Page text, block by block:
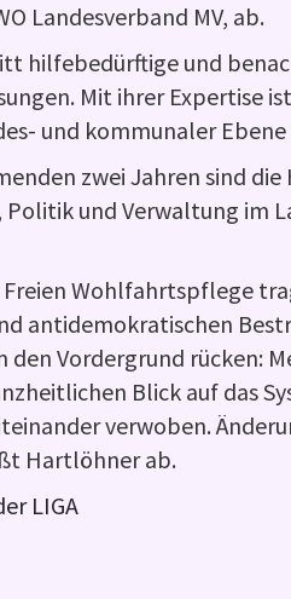
Landesverband MV, ab.
hilfebedürftige und
Mit ihrer Expertise
und kommunaler
zwei Jahren sind
und Verwaltung im
Freien Wohlfahrtspflege
antidemokratischen
den Vordergrund rücken:
Blick auf das
verwoben.
Hartlöhner ab.
LIGA